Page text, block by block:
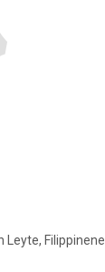
Leyte, Filippinene